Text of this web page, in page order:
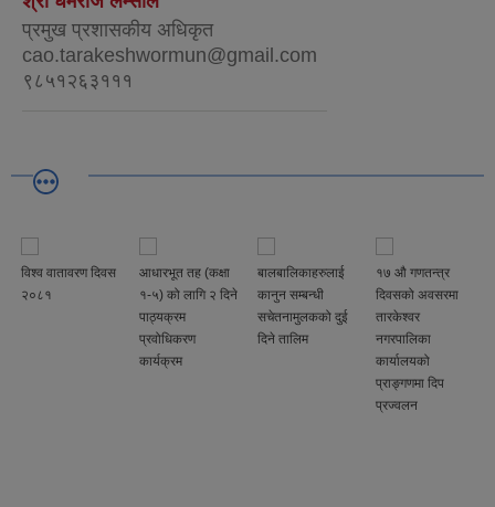
प्रमुख प्रशासकीय अधिकृत
cao.tarakeshwormun@gmail.com
९८५१२६३१११
विश्व वातावरण दिवस
२०८१
आधारभूत तह (कक्षा
१-५) को लागि २ दिने
पाठ्यक्रम
प्रवोधिकरण
कार्यक्रम
बालबालिकाहरुलाई
कानुन सम्बन्धी
सचेतनामुलकको दुई
दिने तालिम
१७ औ गणतन्त्र
दिवसको अवसरमा
तारकेश्वर
नगरपालिका
कार्यालयको
प्राङ्गणमा दिप
प्रज्वलन